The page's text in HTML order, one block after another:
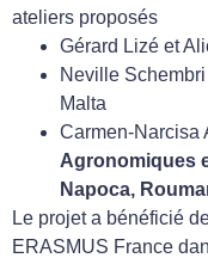
ateliers proposés
Gérard Lizé et
Neville
Malta
Carmen-Narcisa
Agronomiques
Napoca,
Le projet a bénéficié
ERASMUS France